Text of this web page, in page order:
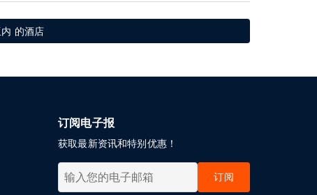
的酒店
订阅电子报
获取最新资讯和特别优惠！
订阅